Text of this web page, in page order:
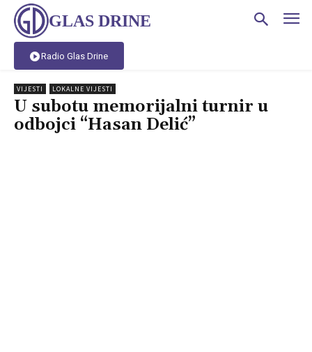
GLAS DRINE
Radio Glas Drine
VIJESTI LOKALNE VIJESTI
U subotu memorijalni turnir u
odbojci “Hasan Delić”